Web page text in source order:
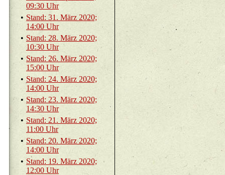
09:30 Uhr
• Stand: 31. März 2020;
14:00 Uhr
• Stand: 28. März 2020;
10:30 Uhr
• Stand: 26. März 2020;
15:00 Uhr
• Stand: 24. März 2020;
14:00 Uhr
• Stand: 23. März 2020;
14:30 Uhr
• Stand: 21. März 2020;
11:00 Uhr
• Stand: 20. März 2020;
14:00 Uhr
• Stand: 19. März 2020;
12:00 Uhr